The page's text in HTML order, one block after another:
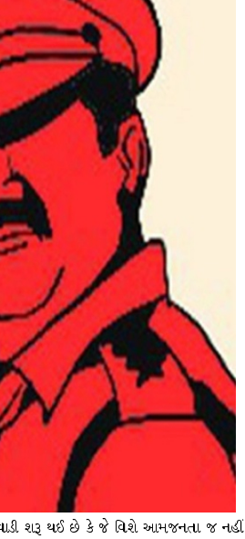
શરૂ થઈ છે કે જે વિશે આમજનતા જ નહીં